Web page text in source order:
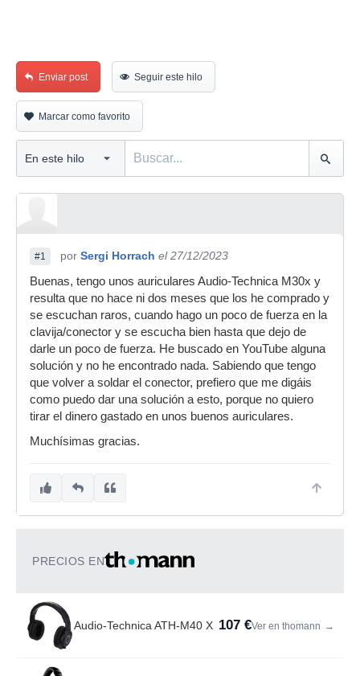
Enviar post Seguir este hilo
Marcar como favorito
#1 por Sergi Horrach el 27/12/2023
Buenas, tengo unos auriculares Audio-Technica M30x y
resulta que no hace ni dos meses que los he comprado y
se escuchan raros, cuando hago un poco de fuerza en la
clavija/conector y se escucha bien hasta que dejo de
darle un poco de fuerza. He buscado en YouTube alguna
solución y no he encontrado nada. Sabiendo que tengo
que volver a soldar el conector, prefiero que me digáis
como puedo dar una solución a esto, porque no quiero
tirar el dinero gastado en unos buenos auriculares.
Muchísimas gracias.
PRECIOS EN
Audio-Technica ATH-M40 X 107 €Ver en thomann →